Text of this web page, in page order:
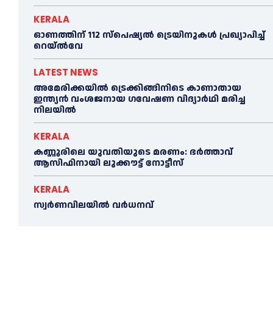
KERALA
ഓണത്തിന് 112 സ്പെഷ്യല്‍ ട്രെയിനുകള്‍ പ്രഖ്യാപിച്ച്‌
റെയ്ല്‍വേ
LATEST NEWS
അമേരിക്കയില്‍ ട്രെക്കിങ്ങിനിടെ കാണാതായ
ഇന്ത്യൻ വംശജനായ ഗവേഷണ വിദ്യാര്‍ഥി മരിച്ച
നിലയില്‍
KERALA
കണ്ണൂരിലെ യുവതിയുടെ മരണം: ഭര്‍ത്താവ്
ആസിഫിനായി ലുക്കൗട്ട് നോട്ടീസ്
KERALA
സ്വർണവിലയിൽ വർധനവ്